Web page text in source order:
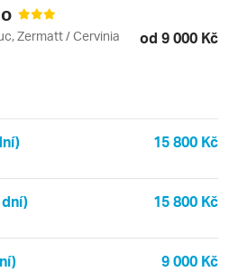
Zermatt / Cervinia od 9 000 Kč
15 800 Kč
15 800 Kč
9 000 Kč